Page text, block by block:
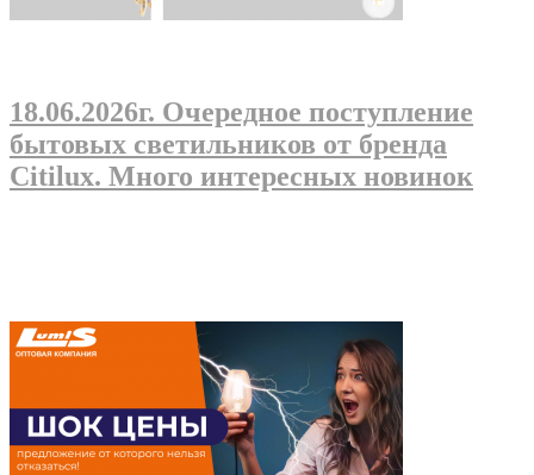
18.06.2026г. Очередное поступление
бытовых светильников от бренда
Citilux. Много интересных новинок